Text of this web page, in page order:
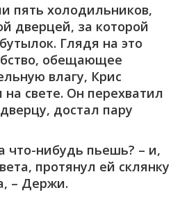
пять холодильников,
дверцей, за которой
Глядя на это
обещающее
влагу, Крис
свете. Он перехватил
достал пару
что-нибудь пьешь? – и,
протянул ей склянку
– Держи.